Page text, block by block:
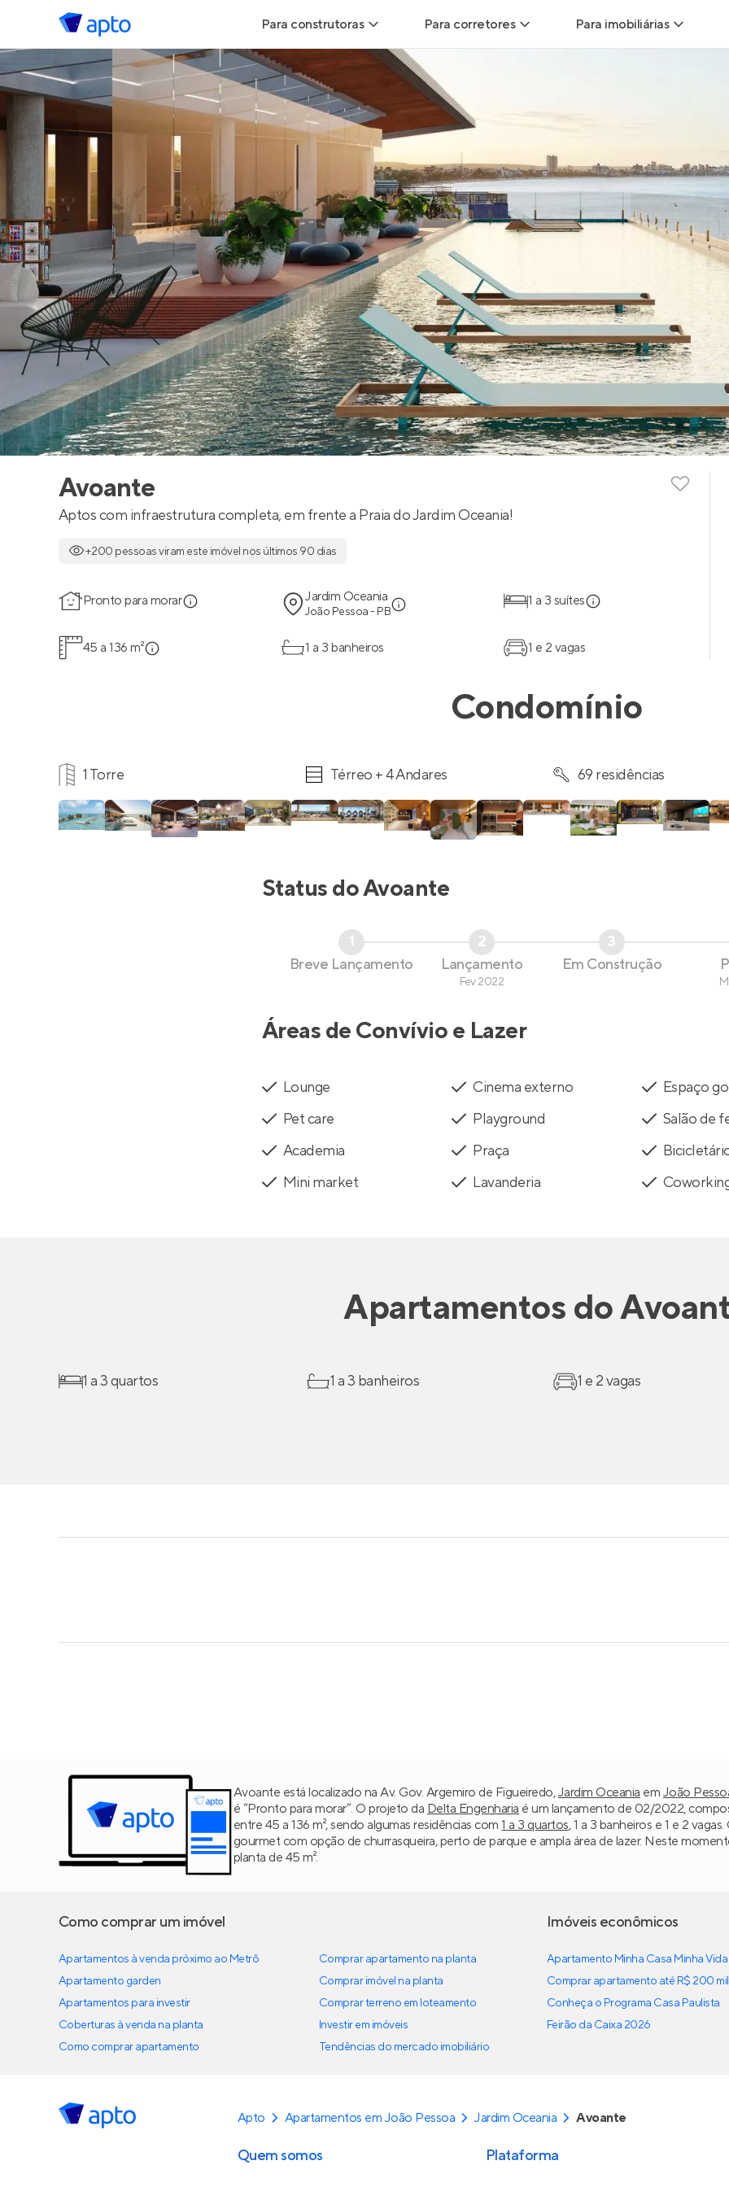
Para construtoras
Geração de Leads
Geração de Visitas
Geração de Vendas
Maiores Construtoras
Parcerias Imobiliárias
Anunciar Imóveis
Para corretores
Corretor+
Parcerias imobiliárias
Hub de Corretores
Perfil Verificado
Anunciar imóveis
Para imobiliárias
Anunciar imóveis
Avoante
Aptos com infraestrutura completa, em frente a Praia do Jardim Oceania!
+200 pessoas viram este imóvel nos últimos 90 dias
Pronto para morar Jardim Oceania
João Pessoa - PB
1 a 3 suítes
45 a 136 m² 1 a 3 banheiros 1 e 2 vagas
Condomínio
1 Torre Térreo + 4 Andares 69 residências
Status doAvoante
1
Breve Lançamento
2
Lançamento
Fev 2022
3
Em Construção
Áreas de Convívio e Lazer
Lounge Cinema externo
Espaço
Pet care
Playground
Salão de
Academia
Praça
Mini market
Lavanderia
Apartamentos do
1 a 3 quartos 1 a 3 banheiros 1 e 2 vagas
Avoante está localizado na Av. Gov. Argemiro de Figueiredo,Jardim Oceania em João
é “Pronto para morar”. O projeto da Delta Engenharia é um lançamento de 02/2022,
entre 45 a 136 m², sendo algumas residências com1 a 3 quartos, 1 a 3 banheiros e 1 e 2
gourmet com opção de churrasqueira, perto de parque e ampla área de lazer. Neste
planta de 45 m².
Como comprar um imóvel
Apartamentos à venda próximo ao Metrô
Apartamento garden
Apartamentos para investir
Coberturas à venda na planta
Como comprar apartamento
Comprar apartamento na planta
Comprar imóvel na planta
Comprar terreno em loteamento
Investir em imóveis
Tendências do mercado imobiliário
Imóveis econômicos
Apartamento Minha Casa Minha Vida
Comprar apartamento até R$ 200 mil
Conheça o Programa Casa Paulista
Feirão da Caixa 2026
Apto Apartamentos em João Pessoa Jardim Oceania Avoante
Quem somos Plataforma